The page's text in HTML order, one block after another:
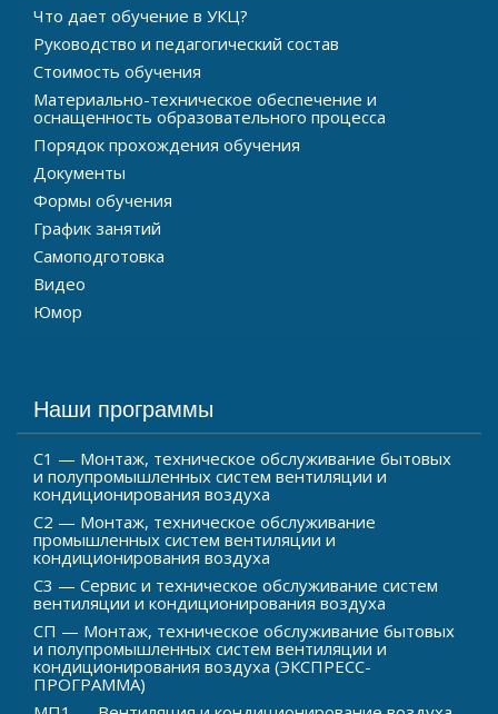
Что дает обучение в УКЦ?
Руководство и педагогический состав
Стоимость обучения
Материально-техническое обеспечение и
оснащенность образовательного процесса
Порядок прохождения обучения
Документы
Формы обучения
График занятий
Самоподготовка
Видео
Юмор
Наши программы
С1 — Монтаж, техническое обслуживание бытовых
и полупромышленных систем вентиляции и
кондиционирования воздуха
С2 — Монтаж, техническое обслуживание
промышленных систем вентиляции и
кондиционирования воздуха
С3 — Сервис и техническое обслуживание систем
вентиляции и кондиционирования воздуха
СП — Монтаж, техническое обслуживание бытовых
и полупромышленных систем вентиляции и
кондиционирования воздуха (ЭКСПРЕСС-
ПРОГРАММА)